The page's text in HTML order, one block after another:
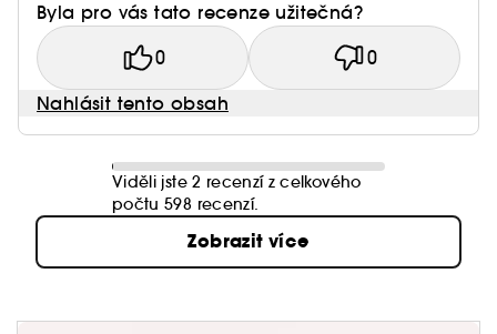
Byla pro vás tato recenze užitečná?
0 0
Nahlásit tento obsah
Viděli jste 2 recenzí z celkového
počtu 598 recenzí.
Zobrazit více